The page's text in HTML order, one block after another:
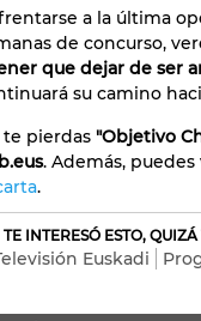
a la última
de concurso,
que dejar de ser
su camino
te pierdas "Objetivo
. Además,
.
TE INTERESÓ ESTO,
Euskadi